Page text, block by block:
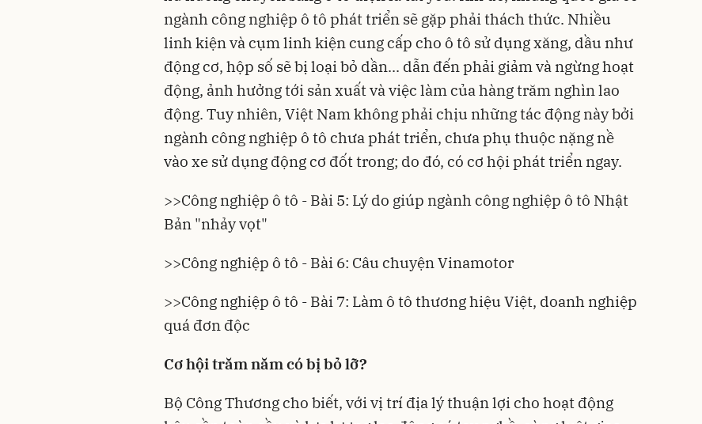
ngành công nghiệp ô tô phát triển sẽ gặp phải thách thức. Nhiều
linh kiện và cụm linh kiện cung cấp cho ô tô sử dụng xăng, dầu như
động cơ, hộp số sẽ bị loại bỏ dần... dẫn đến phải giảm và ngừng hoạt
động, ảnh hưởng tới sản xuất và việc làm của hàng trăm nghìn lao
động. Tuy nhiên, Việt Nam không phải chịu những tác động này bởi
ngành công nghiệp ô tô chưa phát triển, chưa phụ thuộc nặng nề
vào xe sử dụng động cơ đốt trong; do đó, có cơ hội phát triển ngay.
>>Công nghiệp ô tô - Bài 5: Lý do giúp ngành công nghiệp ô tô Nhật
Bản "nhảy vọt"
>>Công nghiệp ô tô - Bài 6: Câu chuyện Vinamotor
>>Công nghiệp ô tô - Bài 7: Làm ô tô thương hiệu Việt, doanh nghiệp
quá đơn độc
Cơ hội trăm năm có bị bỏ lỡ?
Bộ Công Thương cho biết, với vị trí địa lý thuận lợi cho hoạt động